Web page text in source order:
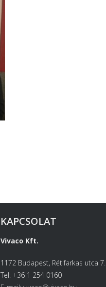
KAPCSOLAT
Vivaco Kft.
1172 Budapest, Rétifarkas utca 7.
Tel: +36 1 254 0160